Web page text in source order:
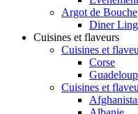
Argot de Bouche
Diner
Cuisines et flaveurs
Cuisines et
Corse
Cuisines et